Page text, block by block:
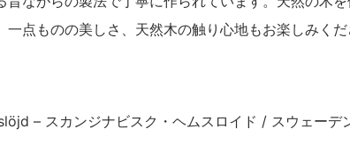
点ものの美しさ、天然木の触り心地もお楽しみくだ
– スカンジナビスク・ヘムスロイド / スウェーデ